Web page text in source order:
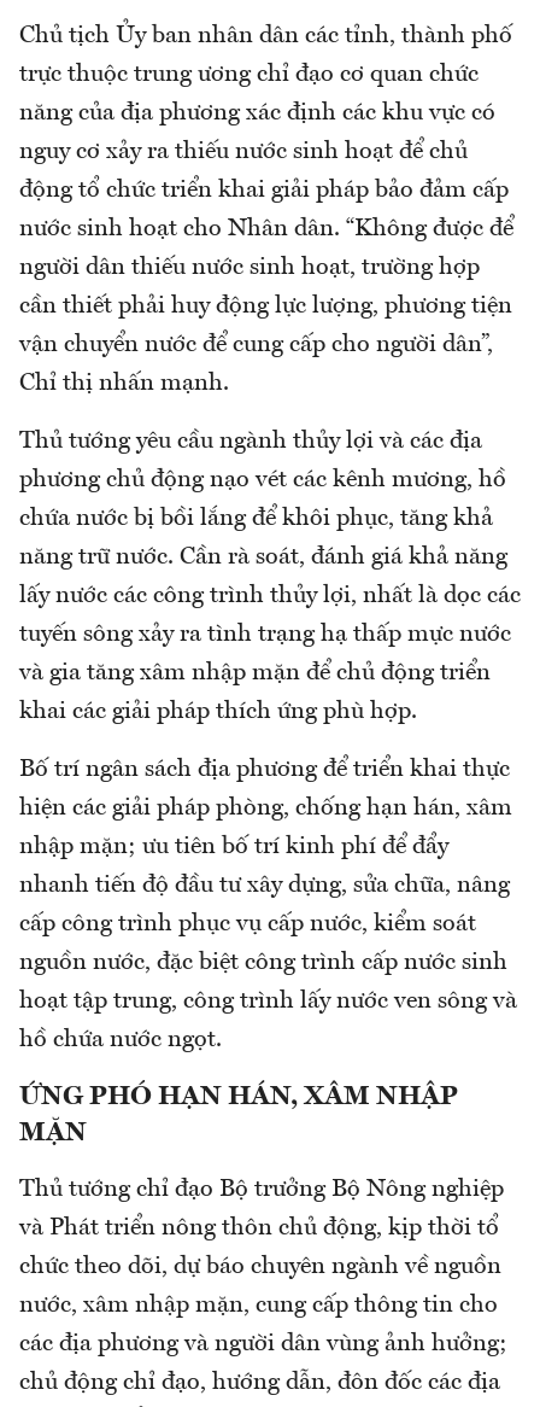
Chủ tịch Ủy ban nhân dân các tỉnh, thành phố
trực thuộc trung ương chỉ đạo cơ quan chức
năng của địa phương xác định các khu vực có
nguy cơ xảy ra thiếu nước sinh hoạt để chủ
động tổ chức triển khai giải pháp bảo đảm cấp
nước sinh hoạt cho Nhân dân. “Không được để
người dân thiếu nước sinh hoạt, trường hợp
cần thiết phải huy động lực lượng, phương tiện
vận chuyển nước để cung cấp cho người dân”,
Chỉ thị nhấn mạnh.
Thủ tướng yêu cầu ngành thủy lợi và các địa
phương chủ động nạo vét các kênh mương, hồ
chứa nước bị bồi lắng để khôi phục, tăng khả
năng trữ nước. Cần rà soát, đánh giá khả năng
lấy nước các công trình thủy lợi, nhất là dọc các
tuyến sông xảy ra tình trạng hạ thấp mực nước
và gia tăng xâm nhập mặn để chủ động triển
khai các giải pháp thích ứng phù hợp.
Bố trí ngân sách địa phương để triển khai thực
hiện các giải pháp phòng, chống hạn hán, xâm
nhập mặn; ưu tiên bố trí kinh phí để đẩy
nhanh tiến độ đầu tư xây dựng, sửa chữa, nâng
cấp công trình phục vụ cấp nước, kiểm soát
nguồn nước, đặc biệt công trình cấp nước sinh
hoạt tập trung, công trình lấy nước ven sông và
hồ chứa nước ngọt.
ỨNG PHÓ HẠN HÁN, XÂM NHẬP
MẶN
Thủ tướng chỉ đạo Bộ trưởng Bộ Nông nghiệp
và Phát triển nông thôn chủ động, kịp thời tổ
chức theo dõi, dự báo chuyên ngành về nguồn
nước, xâm nhập mặn, cung cấp thông tin cho
các địa phương và người dân vùng ảnh hưởng;
chủ động chỉ đạo, hướng dẫn, đôn đốc các địa